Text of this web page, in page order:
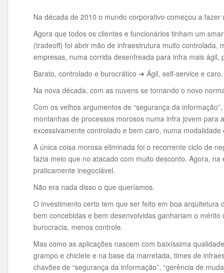
Na década de 2010 o mundo corporativo começou a fazer
Agora que todos os clientes e funcionários tinham um
(tradeoff) foi abrir mão de infraestrutura muito
empresas, numa corrida desenfreada para infra mais
Barato, controlado e burocrático ➔ Ágil, self-service e
Na nova década, com as nuvens se tornando o novo
Com os velhos argumentos de “segurança da
montanhas de processos morosos numa infra jovem
excessivamente controlado e bem caro, numa modalidade
A única coisa morosa eliminada foi o recorrente ciclo de
fazia meio que no atacado com muito desconto. Agora,
praticamente inegociável.
Não era nada disso o que queríamos.
O investimento certo tem que ser feito em boa
bem concebidas e bem desenvolvidas ganhariam o
burocracia, menos controle.
Mas como as aplicações nascem com baixíssima
grampo e chiclete e na base da marretada, times de
chavões de “segurança da informação”, “gerência de